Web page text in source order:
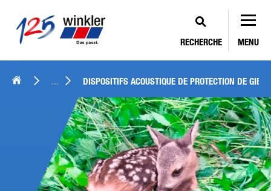
RECHERCHE MENU
... DISPOSITIFS ACOUSTIQUE DE PROTECTION DE